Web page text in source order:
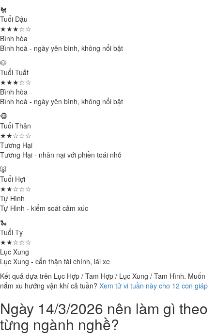
🐔
Tuổi Dậu
★★★☆☆
Bình hòa
Bình hoà - ngày yên bình, không nổi bật
🐶
Tuổi Tuất
★★★☆☆
Bình hòa
Bình hoà - ngày yên bình, không nổi bật
🐵
Tuổi Thân
★★☆☆☆
Tương Hại
Tương Hại - nhẫn nại với phiền toái nhỏ
🐷
Tuổi Hợi
★★☆☆☆
Tự Hình
Tự Hình - kiểm soát cảm xúc
🐍
Tuổi Tỵ
★★☆☆☆
Lục Xung
Lục Xung - cẩn thận tài chính, lái xe
Kết quả dựa trên Lục Hợp / Tam Hợp / Lục Xung / Tam Hình. Muốn
nắm xu hướng vận khí cả tuần? Xem tử vi tuần này cho 12 con giáp
Ngày 14/3/2026 nên làm gì theo
từng ngành nghề?